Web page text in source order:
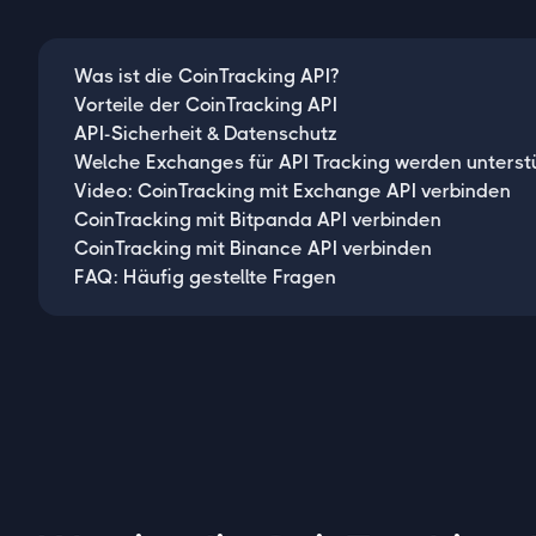
Was ist die CoinTracking API?
Vorteile der CoinTracking API
API-Sicherheit & Datenschutz
Welche Exchanges für API Tracking werden
Video: CoinTracking mit Exchange API verbinden
CoinTracking mit Bitpanda API verbinden
CoinTracking mit Binance API verbinden
FAQ: Häufig gestellte Fragen